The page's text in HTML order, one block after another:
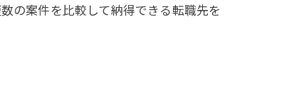
の案件を比較して納得できる転職先を